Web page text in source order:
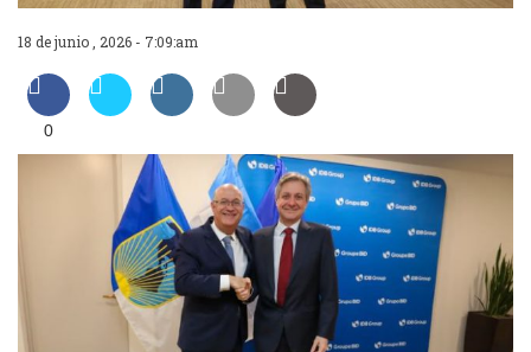
18 de junio , 2026 - 7:09:am
0